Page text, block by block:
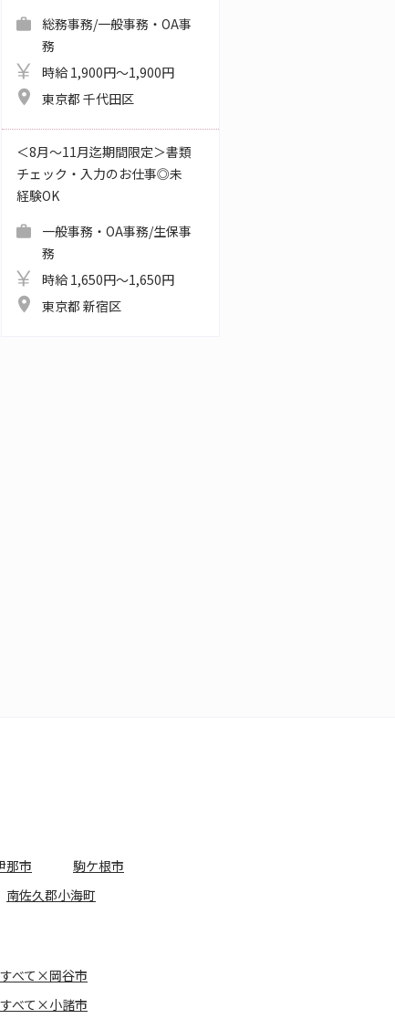
総務事務/一般事務・OA事
務
時給 1,900円～1,900円
東京都 千代田区
＜8月～11月迄期間限定＞書類
チェック・入力のお仕事◎未
経験OK
一般事務・OA事務/生保事
務
時給 1,650円～1,650円
東京都 新宿区
那市
駒ケ根市
南佐久郡小海町
べて×岡谷市
べて×小諸市